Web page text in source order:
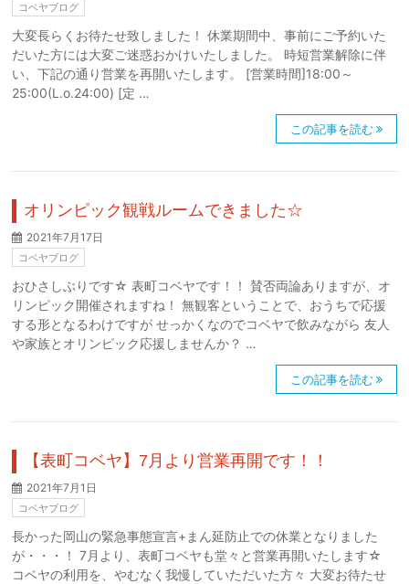
コベヤブログ
大変長らくお待たせ致しました！ 休業期間中、事前にご予約いた
だいた方には大変ご迷惑おかけいたしました。 時短営業解除に伴
い、下記の通り営業を再開いたします。 [営業時間]18:00～
25:00(L.o.24:00) [定 …
この記事を読む
オリンピック観戦ルームできました☆
2021年7月17日
コベヤブログ
おひさしぶりです☆ 表町コベヤです！！ 賛否両論ありますが、オ
リンピック開催されますね！ 無観客ということで、おうちで応援
する形となるわけですが せっかくなのでコベヤで飲みながら 友人
や家族とオリンピック応援しませんか？ …
この記事を読む
【表町コベヤ】7月より営業再開です！！
2021年7月1日
コベヤブログ
長かった岡山の緊急事態宣言+まん延防止での休業となりました
が・・・！ 7月より、表町コベヤも堂々と営業再開いたします☆
コベヤの利用を、やむなく我慢していただいた方々 大変お待たせ